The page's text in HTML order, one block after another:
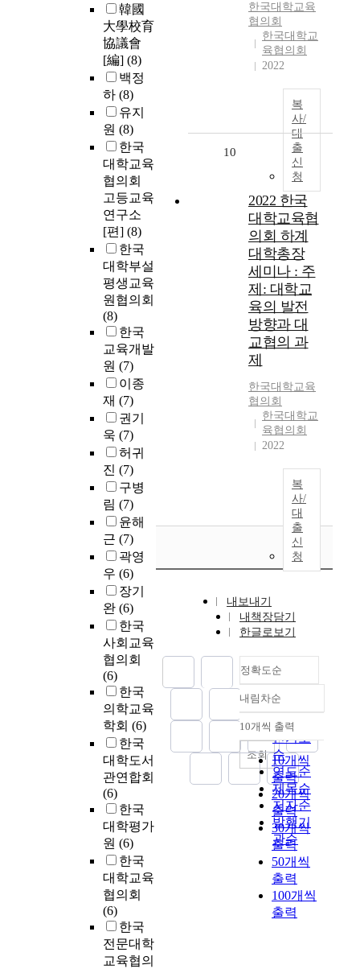
韓國
大學校育
協議會
[編] (8)
백정
하 (8)
유지
원 (8)
한국
대학교육
협의회
고등교육
연구소
[편] (8)
한국
대학부설
평생교육
원협의회
(8)
한국
교육개발
원 (7)
이종
재 (7)
권기
욱 (7)
허귀
진 (7)
구병
림 (7)
윤해
근 (7)
곽영
우 (6)
장기
완 (6)
한국
사회교육
협의회
(6)
한국
의학교육
학회 (6)
한국
대학도서
관연합회
(6)
한국
대학평가
원 (6)
한국
대학교육
협의회
(6)
한국
전문대학
교육협의
한국대학교육
협의회
한국대학교
육협의회
2022
복
사/
대
출
신
청
10
2022 한국
대학교육협
의회 하계
대학총장
세미나 : 주
제: 대학교
육의 발전
방향과 대
교협의 과
제
한국대학교육
협의회
한국대학교
육협의회
2022
복
사/
대
출
신
청
내보내기
내책장담기
한글로보기
정확도순
정확도
순
인기도
순
연도순
제목순
저자순
발행기
관순
내림차순
내림차순
10개씩 출력
10개씩
출력
20개씩
출력
30개씩
출력
50개씩
출력
100개씩
출력
조회